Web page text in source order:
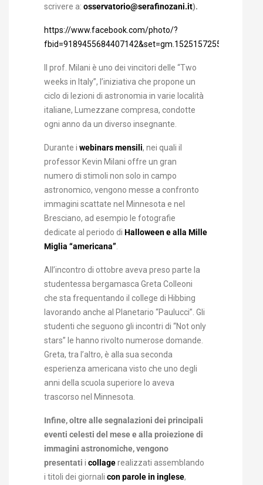
scrivere a: osservatorio@serafinozani.it).
https://www.facebook.com/photo/?
Il prof. Milani è uno dei vincitori delle “Two
weeks in Italy”, l’iniziativa che propone un
ciclo di lezioni di astronomia in varie località
italiane, Lumezzane compresa, condotte
ogni anno da un diverso insegnante.
Durante i webinars mensili, nei quali il
professor Kevin Milani offre un gran
numero di stimoli non solo in campo
astronomico, vengono messe a confronto
immagini scattate nel Minnesota e nel
Bresciano, ad esempio le fotografie
dedicate al periodo di Halloween e alla Mille
Miglia “americana”
All’incontro di ottobre aveva preso parte la
studentessa bergamasca Greta Colleoni
che sta frequentando il college di Hibbing
lavorando anche al Planetario “Paulucci”. Gli
studenti che seguono gli incontri di “Not only
stars” le hanno rivolto numerose domande.
Greta, tra l’altro, è alla sua seconda
esperienza americana visto che uno degli
anni della scuola superiore lo aveva
trascorso nel Minnesota.
Infine, oltre alle segnalazioni dei principali
eventi celesti del mese e alla proiezione di
immagini astronomiche, vengono
presentati i collagerealizzati assemblando
i titoli dei giornali con parole in inglese,